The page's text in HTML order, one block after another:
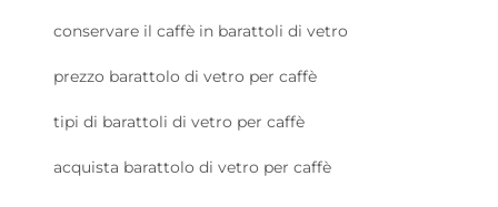
conservare il caffè in barattoli di vetro
prezzo barattolo di vetro per caffè
tipi di barattoli di vetro per caffè
acquista barattolo di vetro per caffè